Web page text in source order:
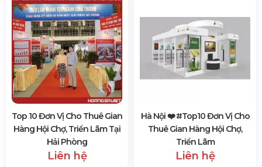
Top 10 Đơn Vị Cho Thuê Gian
Hàng Hội Chợ, Triển Lãm Tại
Hải Phòng
Liên hệ
Hà Nội ❤️️ #top10 Đơn Vị Cho
Thuê Gian Hàng Hội Chợ,
Triển Lãm
Liên hệ